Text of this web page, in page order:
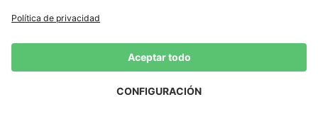
Condiciones Compra
Declarar el desistimiento
Aviso Legal
Configuración de cookies